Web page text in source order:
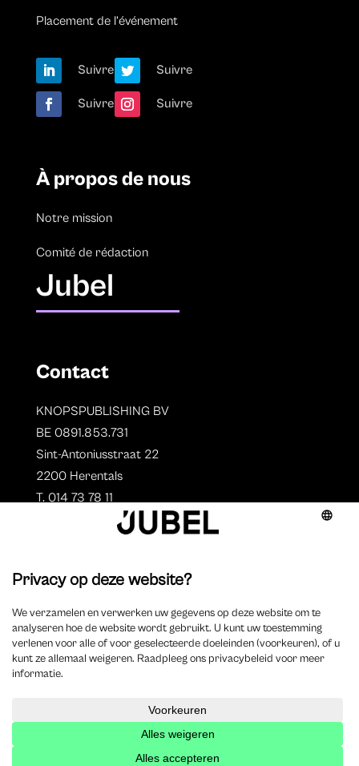
Placement de l’événement
Suivre Suivre
Suivre Suivre
À propos de nous
Notre mission
Comité de rédaction
Jubel
Contact
KNOPSPUBLISHING BV
BE 0891.853.731
Sint-Antoniusstraat 22
2200 Herentals
T. 014 73 78 11
Aperçu des auteurs
Devenir auteur ?
2023 Jubel – Webdesign byWisemen
Clause de non responsabilite–